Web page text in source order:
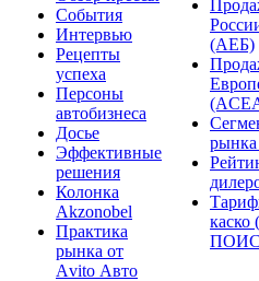
События
Интервью
Рецепты
успеха
Персоны
автобизнеса
Досье
Эффективные
решения
Колонка
Akzonobel
Практика
рынка от
Аvito Авто
(АЕБ)